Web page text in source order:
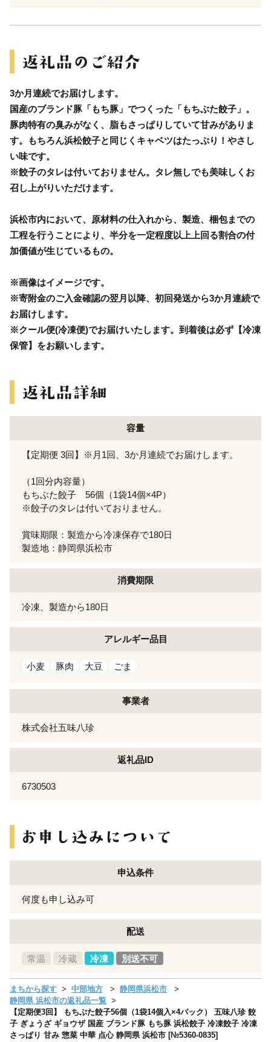
3か月連続でお届けします。
国産のブランド豚「もち豚」でつくった「もちぶた餃子」。
豚肉特有の臭みがなく、脂もさっぱりしていて甘みがありま
す。もちろん浜松餃子と同じくキャベツはたっぷり！やさし
い味です。
※餃子のタレは付いておりません。タレ無しでも美味しくお
召し上がりいただけます。
浜松市内において、原材料の仕入れから、製造、梱包までの
工程を行うことにより、半分を一定程度以上上回る割合の付
加価値が生じているもの。
※画像はイメージです。
※寄附金のご入金確認の翌月以降、初回発送から3か月連続で
お届けします。
※クール便(冷凍便)でお届けいたします。到着後は必ず【冷凍
保管】をお願いします。
容量
【定期便 3回】※月1回、3か月連続でお届けします。
（1回分内容量）
もちぶた餃子 56個（1袋14個×4P）
※餃子のタレは付いておりません。
賞味期限：製造から冷凍保存で180日
製造地：静岡県浜松市
消費期限
冷凍、製造から180日
アレルギー品目
小麦 豚肉 大豆 ごま
事業者
株式会社五味八珍
返礼品ID
6730503
申込条件
何度も申し込み可
配送
常温 冷蔵 冷凍 別送不可
まちから探す 中部地方
静岡県浜松市
静岡県 浜松市の返礼品一覧
【定期便3回】 もちぶた餃子56個（1袋14個入×4パック） 五味八珍 餃
子 ぎょうざ ギョウザ 国産 ブランド豚 もち豚 浜松餃子 冷凍餃子 冷凍
さっぱり 甘み 惣菜 中華 点心 静岡県 浜松市 [№5360-0835]